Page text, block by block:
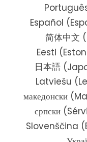
Español (
简体中文 (
Eesti (
日本語(
Latviešu (
македонски (
српски(
Slovenščina (